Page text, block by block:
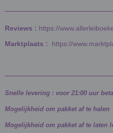
Reviews : https://
Marktplaats : https://
Snelle levering : voor 21:00 uur
Mogelijkheid om pakket af te halen
Mogelijkheid om pakket af te laten